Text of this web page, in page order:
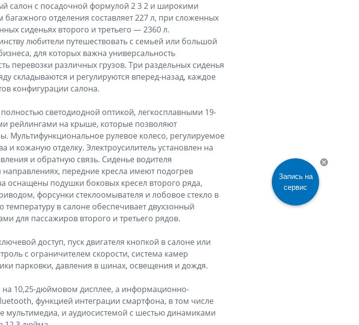
салон с посадочной формулой 2 3 2 и широкими
отделения составляет 227 л, при сложенных
сиденьях второго и третьего — 2360 л.
любители путешествовать с семьей или большой
для которых важна универсальность
перевозки различных грузов. Три раздельных сиденья
складываются и регулируются вперед-назад, каждое
конфигурации салона.
светодиодной оптикой, легкосплавными 19-
рейлингами на крыше, которые позволяют
Мультифункциональное рулевое колесо, регулируемое
и кожаную отделку. Электроусилитель установлен на
и обратную связь. Сиденье водителя
передние кресла имеют подогрев
оснащены подушки боковых кресел второго ряда,
форсунки стеклоомывателя и лобовое стекло в
в салоне обеспечивает двухзонный
для пассажиров второго и третьего рядов.
доступ, пуск двигателя кнопкой в салоне или
с ограничителем скорости, система камер
парковки, давления в шинах, освещения и дождя.
10,25-дюймовом дисплее, а информационно-
функцией интеграции смартфона, в том числе
мультимедиа, и аудиосистемой с шестью динамиками
Запись на
сервис